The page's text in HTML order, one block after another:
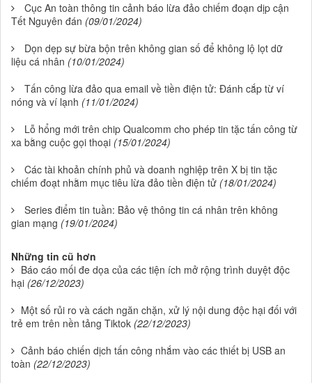
Cục An toàn thông tin cảnh báo lừa đảo chiếm đoạn dịp cận
Tết Nguyên đán (09/01/2024)
Dọn dẹp sự bừa bộn trên không gian số để không lộ lọt dữ
liệu cá nhân (10/01/2024)
Tấn công lừa đảo qua email về tiền điện tử: Đánh cắp từ ví
nóng và ví lạnh (11/01/2024)
Lỗ hổng mới trên chip Qualcomm cho phép tin tặc tấn công từ
xa bằng cuộc gọi thoại (15/01/2024)
Các tài khoản chính phủ và doanh nghiệp trên X bị tin tặc
chiếm đoạt nhằm mục tiêu lừa đảo tiền điện tử (18/01/2024)
Series điểm tin tuần: Bảo vệ thông tin cá nhân trên không
gian mạng (19/01/2024)
Những tin cũ hơn
Báo cáo mối đe dọa của các tiện ích mở rộng trình duyệt độc
hại (26/12/2023)
Một số rủi ro và cách ngăn chặn, xử lý nội dung độc hại đối với
trẻ em trên nền tảng Tiktok (22/12/2023)
Cảnh báo chiến dịch tấn công nhắm vào các thiết bị USB an
toàn (22/12/2023)